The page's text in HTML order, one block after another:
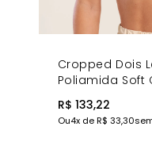
Cropped Dois
Poliamida Soft
R$ 133,22
Ou4x deR$ 33,30